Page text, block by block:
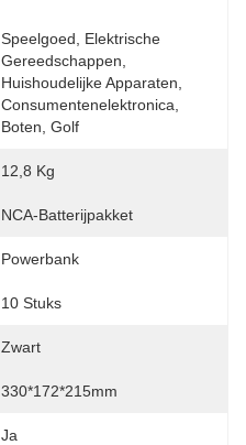
Speelgoed, Elektrische
Gereedschappen,
Huishoudelijke Apparaten,
Consumentenelektronica,
Boten, Golf
12,8 Kg
NCA-Batterijpakket
Powerbank
10 Stuks
Zwart
330*172*215mm
Ja